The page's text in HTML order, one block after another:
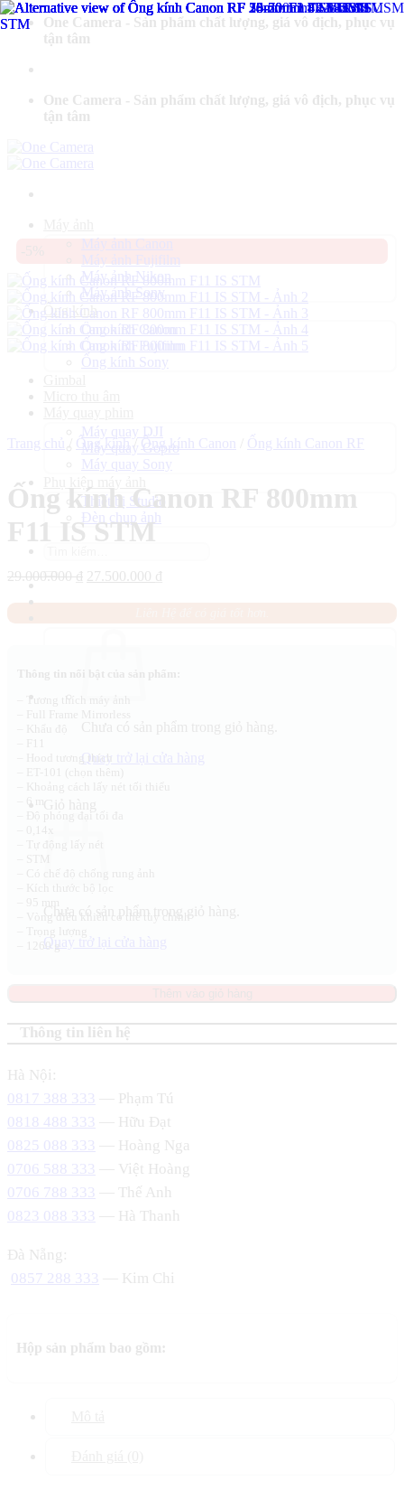
Bỏ
dung
One Camera - Sản phẩm chất lượng, giá vô địch, phục vụ
tận tâm
One Camera - Sản phẩm chất lượng, giá vô địch, phục vụ
tận tâm
Máy ảnh Canon
Máy ảnh Nikon
Máy ảnh Sony
Ống kính
Ống kính Canon
Ống kính Fujifilm
Ống kính Sony
Máy quay DJI
Máy quay Gopro
Máy quay Sony
Thiết bị Studio
Đèn chụp ảnh
Trang chủ Ống kính Ống kính Canon Ống kính Canon RF
Ống kính Canon RF 800mm
F11 IS STM
29.000.000₫
Giá
27.500.000 ₫
Thông tin liên hệ
Hà Nội:
0817 388 333
— Phạm Tú
0818 488 333
— Hữu Đạt
0825 088 333
— Hoàng Nga
0706 588 333
— Việt Hoàng
0706 788 333
— Thế Anh
0823 088 333
— Hà Thanh
Đà Nẵng:
0857 288 333
— Kim Chi
Hộp sản phẩm bao gồm: